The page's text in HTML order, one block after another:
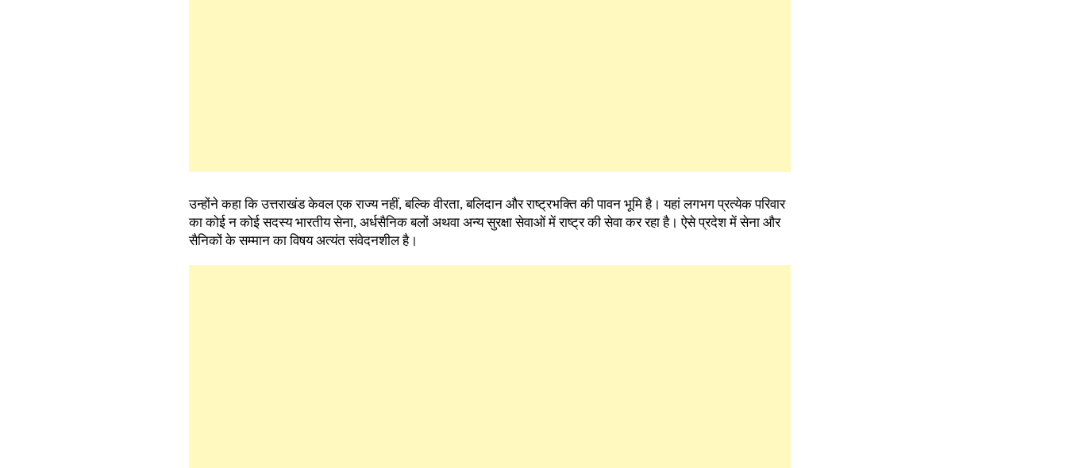
उन्होंने कहा कि उत्तराखंड केवल एक राज्य नहीं, बल्कि वीरता, बलिदान और राष्ट्रभक्ति की पावन भूमि है। यहां लगभग प्रत्येक परिवार
का कोई न कोई सदस्य भारतीय सेना, अर्धसैनिक बलों अथवा अन्य सुरक्षा सेवाओं में राष्ट्र की सेवा कर रहा है। ऐसे प्रदेश में सेना और
सैनिकों के सम्मान का विषय अत्यंत संवेदनशील है।